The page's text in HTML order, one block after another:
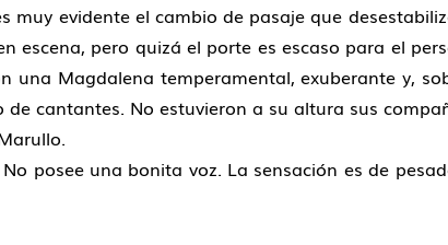
muy evidente el cambio de pasaje que
escena, pero quizá el porte es escaso para el
una Magdalena temperamental, exuberante y,
cantantes. No estuvieron a su altura sus
posee una bonita voz. La sensación es de